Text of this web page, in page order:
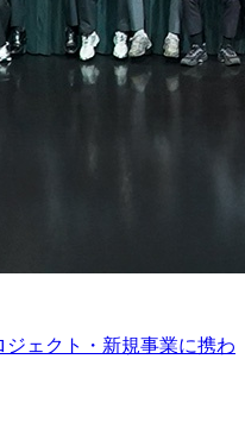
ェクト・新規事業に携わ